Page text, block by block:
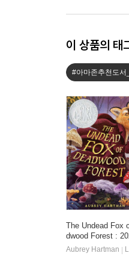
이 상품의 태
#아마존추천도서
The Undead Fox
dwood Forest :
베리 아너
Aubrey Hartman